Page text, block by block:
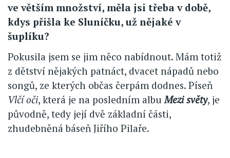
ve větším množství, měla jsi třeba v době,
kdys přišla ke Sluníčku, už nějaké v
šuplíku?
Pokusila jsem se jim něco nabídnout. Mám totiž
z dětství nějakých patnáct, dvacet nápadů nebo
songů, ze kterých občas čerpám dodnes. Píseň
Vlčí oči, která je na posledním albu Mezi světy, je
původně, tedy její dvě základní části,
zhudebněná báseň Jiřího Pilaře.